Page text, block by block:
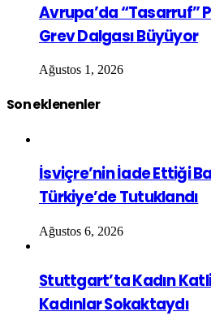
Avrupa’da “Tasarruf”
Grev Dalgası Büyüyor
Ağustos 1, 2026
Son eklenenler
İsviçre’nin İade Ettiği
Türkiye’de Tutuklandı
Ağustos 6, 2026
Stuttgart’ta Kadın
Kadınlar Sokaktaydı